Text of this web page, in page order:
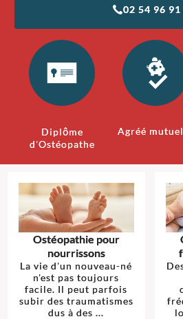
02 54 96 91
Diplôme
d'Ostéopathe
Agréé
Ostéopathie pour
nourrissons
La vie d'un nouveau-né
n'est pas toujours
facile. Il peut parfois
subir des traumatismes
dus à des ...